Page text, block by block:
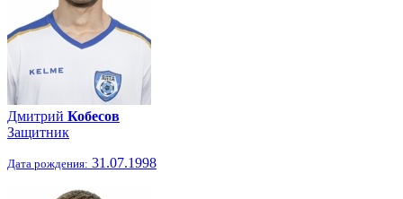
Дмитрий Кобесов
Защитник
Дата рождения: 31.07.1998